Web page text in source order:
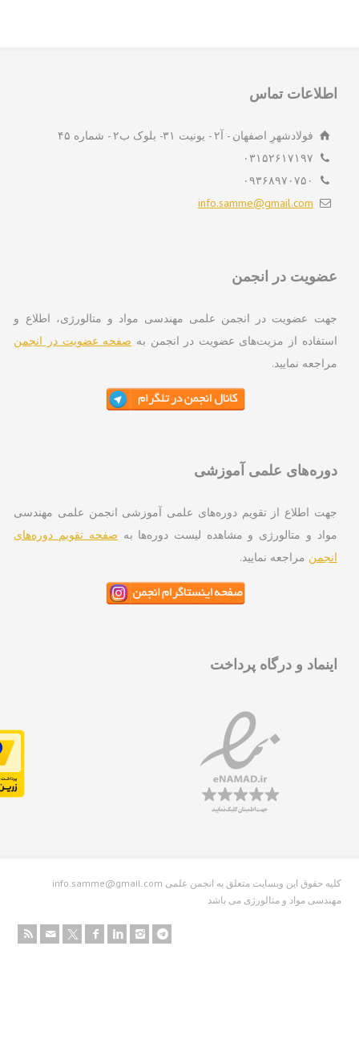
تماس
فولادشهرِ اصفهان - آ۲ - یونیت ۳۱- بلوک ب۲ - شماره ۴۵
۰۳۱۵۲۶۱۷۱۹۷
۰۹۳۶۸۹۷۰۷۵۰
info.samme@gmail.com
در انجمن
عضویت در انجمن علمی مهندسی مواد و متالورژی، اطلاع و
از مزیت‌های عضویت در انجمن بهصفحه عضویت در انجمن
نمایید.
علمی آموزشی
اطلاع از تقویم دوره‌های علمی آموزشی انجمن علمی مهندسی
و متالورژی و مشاهده لیست دوره‌ها بهصفحه تقویم دوره‌های
مراجعه نمایید.
و درگاه پرداخت
info.samme@gmail.com کلیه حقوق این وبسایت متعلق به انجمن علمی
مواد و متالورژی می باشد